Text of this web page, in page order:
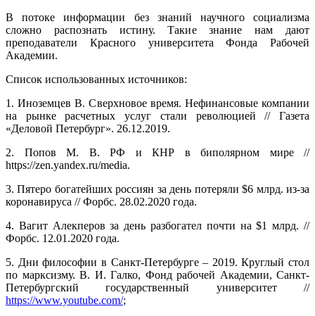
В потоке информации без знаний научного социализма
сложно распознать истину. Такие знание нам дают
преподаватели Красного университета Фонда Рабочей
Академии.
Список использованных источников:
1. Иноземцев В. Сверхновое время. Нефинансовые компании
на рынке расчетных услуг стали революцией // Газета
«Деловой Петербург». 26.12.2019.
2. Попов М. В. РФ и КНР в биполярном мире //
https://zen.yandex.ru/media.
3. Пятеро богатейших россиян за день потеряли $6 млрд. из-за
коронавируса // Форбс. 28.02.2020 года.
4. Вагит Алекперов за день разбогател почти на $1 млрд. //
Форбс. 12.01.2020 года.
5. Дни философии в Санкт-Петербурге – 2019. Круглый стол
по марксизму. В. И. Галко, Фонд рабочей Академии, Санкт-
Петербургский государственный университет //
https://www.youtube.com/;